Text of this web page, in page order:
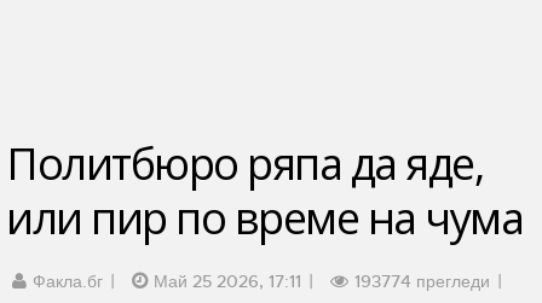
Политбюро ряпа да яде,
или пир по време на чума
Факла.бг Май 25 2026, 17:11
193774 прегледи